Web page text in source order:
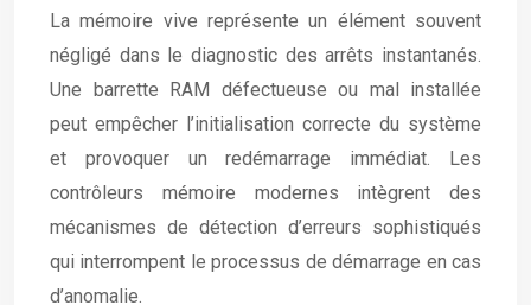
La mémoire vive représente un élément souvent
négligé dans le diagnostic des arrêts instantanés.
Une barrette RAM défectueuse ou mal installée
peut empêcher l’initialisation correcte du système
et provoquer un redémarrage immédiat. Les
contrôleurs mémoire modernes intègrent des
mécanismes de détection d’erreurs sophistiqués
qui interrompent le processus de démarrage en cas
d’anomalie.